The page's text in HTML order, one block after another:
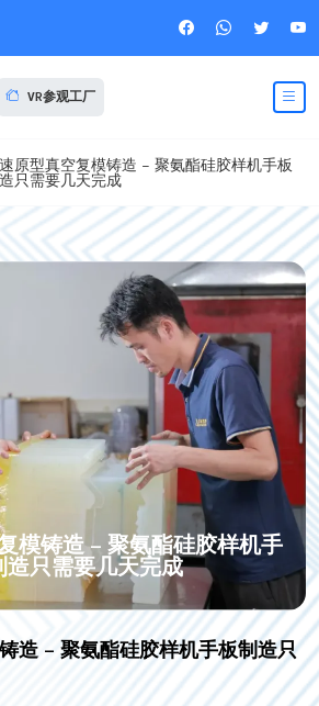
VR参观工厂
原型真空复模铸造 – 聚氨酯硅胶样机手板
只需要几天完成
造 – 聚氨酯硅胶样机手板制造只
模铸造 – 聚氨酯硅胶样机手
造只需要几天完成